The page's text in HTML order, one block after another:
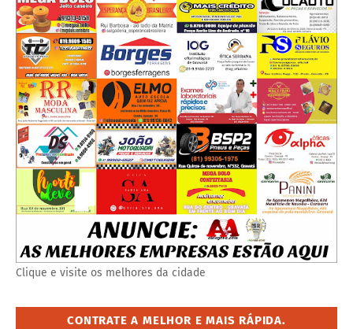
Clique e visite os melhores da cidade
CONTRATE A MELHOR E MAIS RÁPIDA.